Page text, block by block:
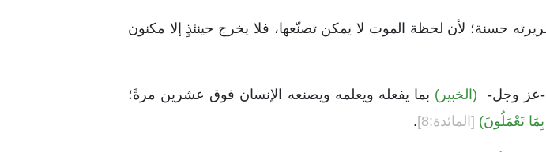
حسنة؛ لأن لحظة الموت لا يمكن تصنّعها، فلا يخرج حينئذٍ إلا مكنون
-عز وجل- (الخبير) بما يفعله ويعلمه ويصنعه الإنسان فوق عشرين مرةً؛
تَعْمَلُونَ) [المائدة:8] .